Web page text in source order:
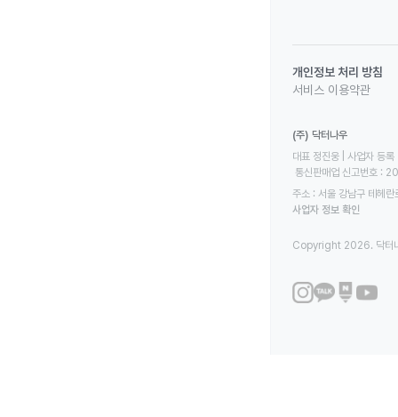
개인정보 처리 방침
서비스 이용약관
(주) 닥터나우
대표 정진웅 | 사업자
통신판매업 신고번호
주소 : 서울 강남구 테헤
사업자 정보 확인
Copyright 2026. 닥터